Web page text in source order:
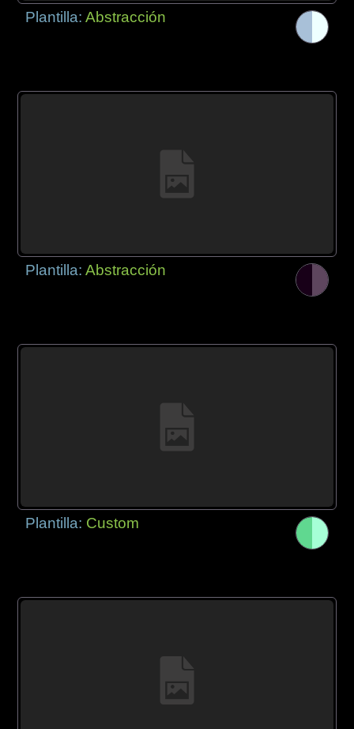
Plantilla:Abstracción
Plantilla:Abstracción
Plantilla: Custom